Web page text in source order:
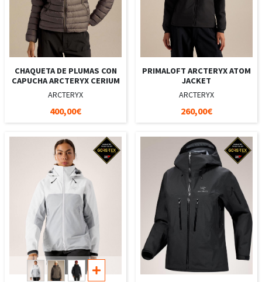
CHAQUETA DE PLUMAS CON
CAPUCHA ARCTERYX CERIUM
ARCTERYX
400,00€
PRIMALOFT ARCTERYX ATOM
JACKET
ARCTERYX
260,00€